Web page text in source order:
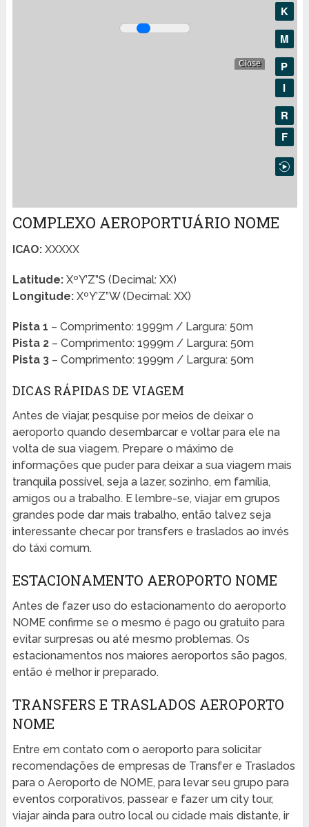
COMPLEXO AEROPORTUÁRIO NOME
ICAO:XXXXX
Latitude:XºY’Z”S (Decimal: XX)
Longitude:XºY’Z”W (Decimal: XX)
Pista 1 – Comprimento: 1999m / Largura: 50m
Pista 2– Comprimento: 1999m / Largura: 50m
Pista 3– Comprimento: 1999m / Largura: 50m
DICAS RÁPIDAS DE VIAGEM
Antes de viajar, pesquise por meios de deixar o
aeroporto quando desembarcar e voltar para ele na
volta de sua viagem. Prepare o máximo de
informações que puder para deixar a sua viagem mais
tranquila possível, seja a lazer, sozinho, em família,
amigos ou a trabalho. E lembre-se, viajar em grupos
grandes pode dar mais trabalho, então talvez seja
interessante checar por transfers e traslados ao invés
do táxi comum.
ESTACIONAMENTO AEROPORTO NOME
Antes de fazer uso do estacionamento do aeroporto
NOME confirme se o mesmo é pago ou gratuito para
evitar surpresas ou até mesmo problemas. Os
estacionamentos nos maiores aeroportos são pagos,
então é melhor ir preparado.
TRANSFERS E TRASLADOS AEROPORTO
NOME
Entre em contato com o aeroporto para solicitar
recomendações de empresas de Transfer e Traslados
para o Aeroporto de NOME, para levar seu grupo para
eventos corporativos, passear e fazer um city tour,
viajar ainda para outro local ou cidade mais distante, ir